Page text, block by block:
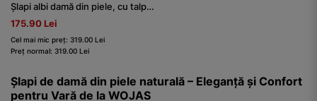
Șlapi albi damă din piele, cu talpă din plută
175.90 Lei
Cel mai mic preț: 319.00 Lei
Preț normal: 319.00 Lei
Șlapi de damă din piele naturală – Eleganță și Confort
pentru Vară de la WOJAS